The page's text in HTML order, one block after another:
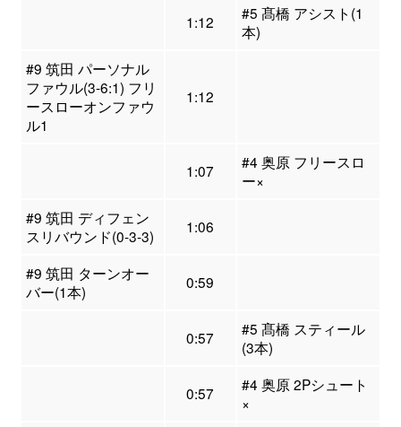
1:12
#5 髙橋 アシスト(1
本)
#9 筑田 パーソナル
ファウル(3-6:1) フリ
ースローオンファウ
ル1
1:12
1:07
#4 奥原 フリースロ
ー×
#9 筑田 ディフェン
スリバウンド(0-3-3)
1:06
#9 筑田 ターンオー
バー(1本)
0:59
0:57
#5 髙橋 スティール
(3本)
0:57
#4 奥原 2Pシュート
×